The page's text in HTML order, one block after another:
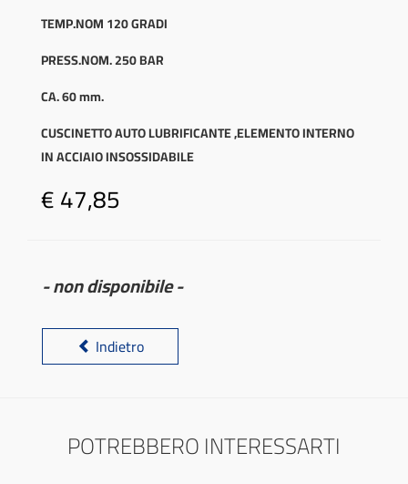
TEMP.NOM 120 GRADI
PRESS.NOM. 250 BAR
CA. 60 mm.
CUSCINETTO AUTO LUBRIFICANTE ,ELEMENTO INTERNO
IN ACCIAIO INSOSSIDABILE
€ 47,85
- non disponibile -
Indietro
POTREBBERO INTERESSARTI